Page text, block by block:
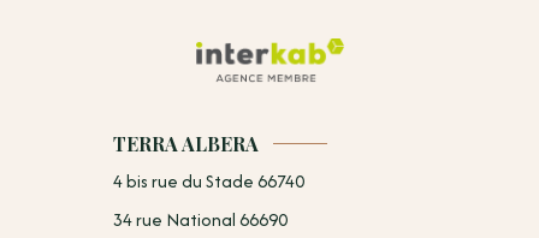
TERRA ALBERA
4 bis rue du Stade 66740
34 rue National 66690